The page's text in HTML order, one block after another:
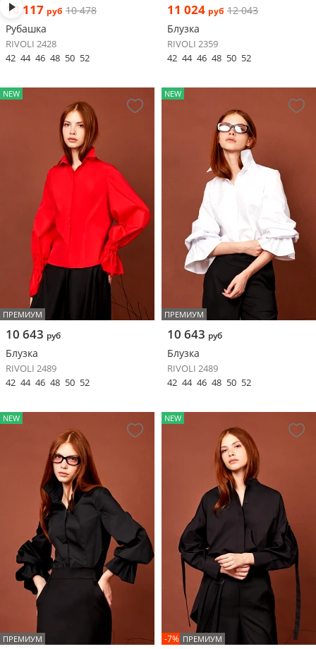
10 117 руб 10 478
Рубашка
RIVOLI 2428
42 44 46 48 50 52
11 024 руб 12 043
Блузка
RIVOLI 2359
42 44 46 48 50 52
NEW
ПРЕМИУМ
10 643 руб
Блузка
RIVOLI 2489
42 44 46 48 50 52
NEW
ПРЕМИУМ
10 643 руб
Блузка
RIVOLI 2489
42 44 46 48 50 52
NEW
ПРЕМИУМ
NEW
-7% ПРЕМИУМ